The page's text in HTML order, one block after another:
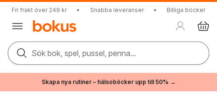
Fri frakt över 249 kr • Snabba leveranser • Billiga böcker
Sök bok, spel, pussel, penna...
Skapa nya rutiner – hälsoböcker upp till 50% →